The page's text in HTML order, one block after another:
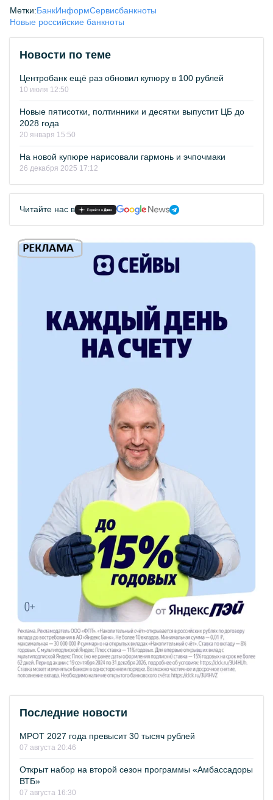
Метки:БанкИнформСервисбанкноты
Новые российские банкноты
Новости по теме
Центробанк ещё раз обновил купюру в 100 рублей
10 июля 12:50
Новые пятисотки, полтинники и десятки выпустит ЦБ до
2028 года
20 января 15:50
На новой купюре нарисовали гармонь и эчпочмаки
26 декабря 2025 17:12
Читайте нас в
Последние новости
МРОТ 2027 года превысит 30 тысяч рублей
07 августа 20:46
Открыт набор на второй сезон программы «Амбассадоры
ВТБ»
07 августа 16:30